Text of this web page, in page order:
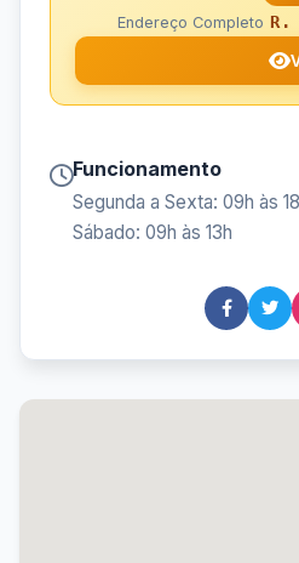
Endereço Completo R.
Funcionamento
Segunda a Sexta: 09h às
Sábado: 09h às 13h